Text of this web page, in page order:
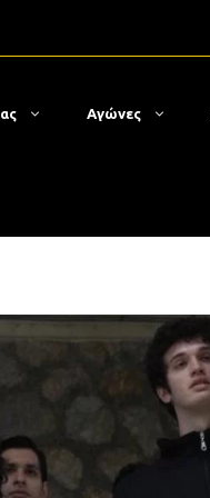
Αγώνες